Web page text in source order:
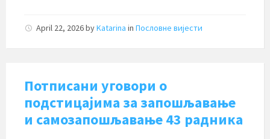
April 22, 2026byKatarina in Пословне вијести
Потписани уговори о
подстицајима за запошљавање
и самозапошљавање 43 радника